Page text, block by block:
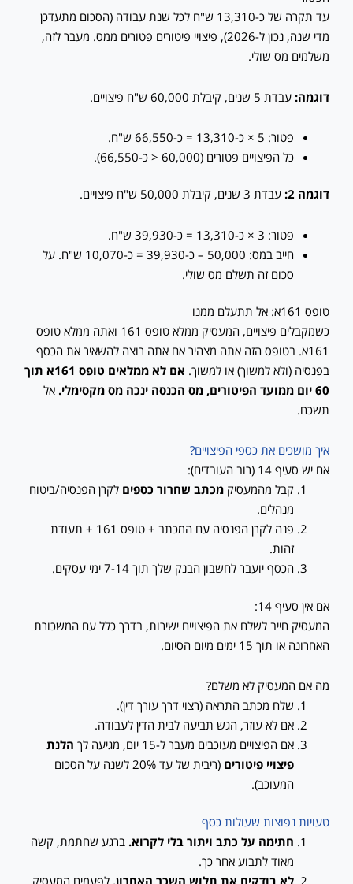
עד תקרה של כ-13,310 ש"ח לכל שנת עבודה (הסכום מתעדכן
מדי שנה, נכון ל-2026), פיצויי פיטורים פטורים ממס. מעבר לזה,
משלמים מס שולי.
דוגמה: עבדת 5 שנים, קיבלת 60,000 ש"ח פיצויים.
פטור: 5 × כ-13,310 = כ-66,550 ש"ח.
כל הפיצויים פטורים (60,000 < כ-66,550).
דוגמה 2: עבדת 3 שנים, קיבלת 50,000 ש"ח פיצויים.
פטור: 3 × כ-13,310 = כ-39,930 ש"ח.
חייב במס: 50,000 – כ-39,930 = כ-10,070 ש"ח. על
סכום זה תשלם מס שולי.
טופס 161א: אל תתעלם ממנו
כשמקבלים פיצויים, המעסיק ממלא טופס 161 ואתה ממלא טופס
161א. בטופס הזה אתה מצהיר אם אתה רוצה להשאיר את הכסף
בפנסיה (ולא למשוך) או למשוך.
אם לא ממלאים טופס 161א תוך
60 יום ממועד הפיטורים, מס הכנסה ינכה מס מקסימלי.
אל
תשכח.
איך מושכים את כספי הפיצויים?
אם יש סעיף 14 (רוב העובדים):
קבל מהמעסיק מכתב שחרור כספים לקרן הפנסיה/ביטוח
מנהלים.
פנה לקרן הפנסיה עם המכתב + טופס 161 + תעודת
זהות.
הכסף יועבר לחשבון הבנק שלך תוך 7-14 ימי עסקים.
אם אין סעיף 14:
המעסיק חייב לשלם את הפיצויים ישירות, בדרך כלל עם המשכורת
האחרונה או תוך 15 ימים מיום הסיום.
מה אם המעסיק לא משלם?
שלח מכתב התראה (רצוי דרך עורך דין).
אם לא עוזר, הגש תביעה לבית הדין לעבודה.
אם הפיצויים מעוכבים מעבר ל-15 יום, מגיעה לך
הלנת
פיצויי פיטורים
(ריבית של עד 20% לשנה על הסכום
המעוכב).
טעויות נפוצות שעולות כסף
חתימה על כתב ויתור בלי לקרוא. ברגע שחתמת, קשה
מאוד לתבוע אחר כך.
לא בודקים את תלוש השכר האחרון. לפעמים המעסיק